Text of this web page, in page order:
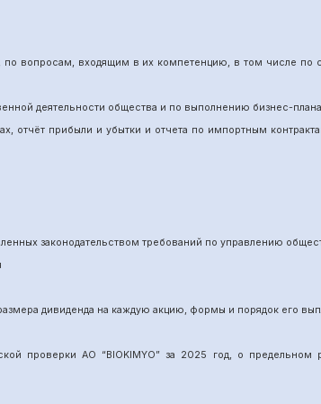
по вопросам, входящим в их компетенцию, в том числе по
деятельности общества и по выполнению бизнес-
отчёт прибыли и убытки и отчета по импортным контракт
законодательством требований по управлению
дивиденда на каждую акцию, формы и порядок его
проверки АО “BIOKIMYO” за 2025 год, о предельном